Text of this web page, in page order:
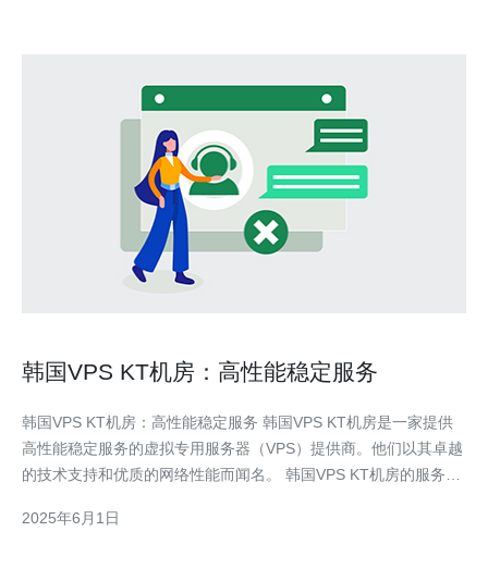
韩国VPS KT机房：高性能稳定服务
韩国VPS KT机房：高性能稳定服务 韩国VPS KT机房是一家提供
高性能稳定服务的虚拟专用服务器（VPS）提供商。他们以其卓越
的技术支持和优质的网络性能而闻名。 韩国VPS KT机房的服务器
硬件经过精心选择，确保稳定性和安全性。 韩国VPS KT机房通过
2025年6月1日